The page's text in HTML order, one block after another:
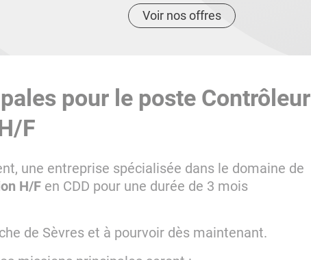
Voir nos offres
pour le poste Contrôleur
F
une entreprise spécialisée dans le domaine de
H/F en CDD pour une durée de 3 mois
de Sèvres et à pourvoir dès maintenant.